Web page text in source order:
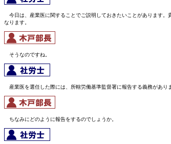
今日は、産業医に関することでご説明しておきたいことがあります。
なります。
そうなのですね。
産業医を選任した際には、所轄労働基準監督署に報告する義務があり
ちなみにどのように報告をするのでしょうか。